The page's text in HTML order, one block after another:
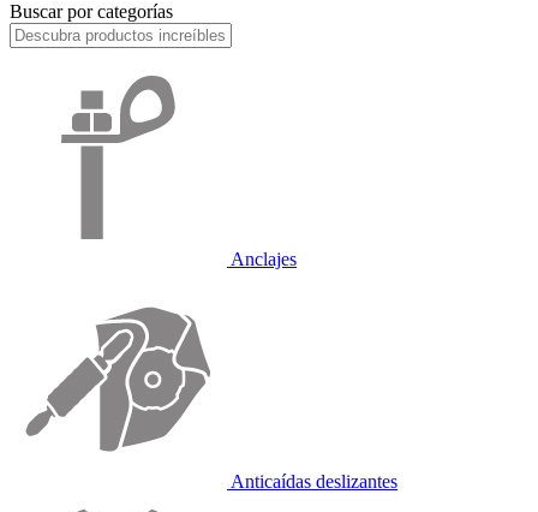
account
menu
Buscar por categorías
Anclajes
Anticaídas deslizantes